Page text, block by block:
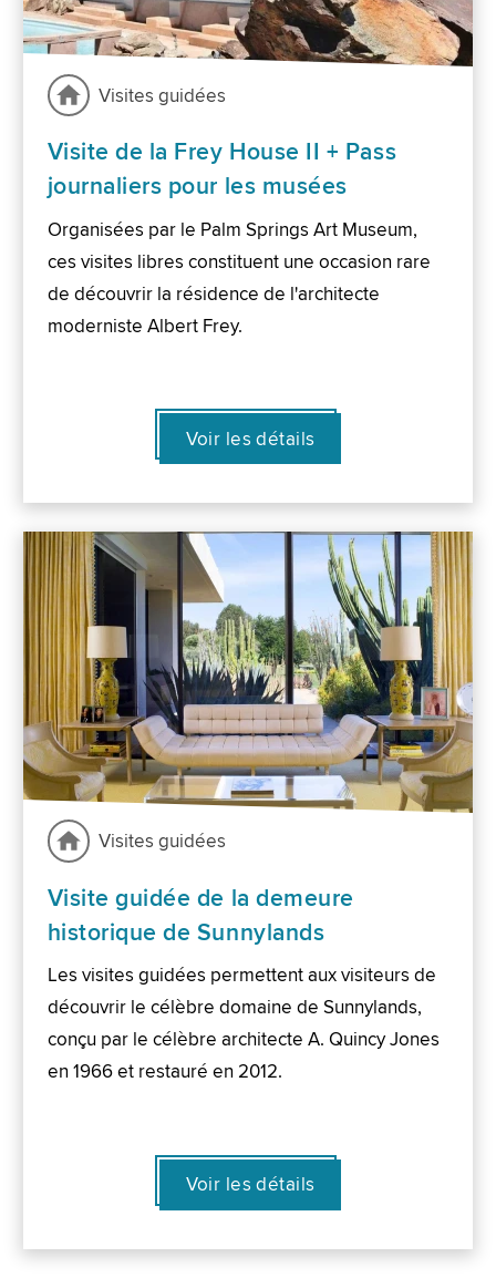
Visites guidées
Visite de la Frey House II + Pass
journaliers pour les musées
Organisées par le Palm Springs Art Museum,
ces visites libres constituent une occasion rare
de découvrir la résidence de l'architecte
moderniste Albert Frey.
Voir les détails
Visites guidées
Visite guidée de la demeure
historique de Sunnylands
Les visites guidées permettent aux visiteurs de
découvrir le célèbre domaine de Sunnylands,
conçu par le célèbre architecte A. Quincy Jones
en 1966 et restauré en 2012.
Voir les détails